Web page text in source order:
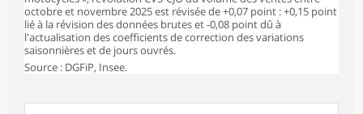
octobre et novembre 2025 est révisée de +0,07 point : +0,15 point
lié à la révision des données brutes et -0,08 point dû à
l'actualisation des coefficients de correction des variations
saisonnières et de jours ouvrés.
Source : DGFiP, Insee.